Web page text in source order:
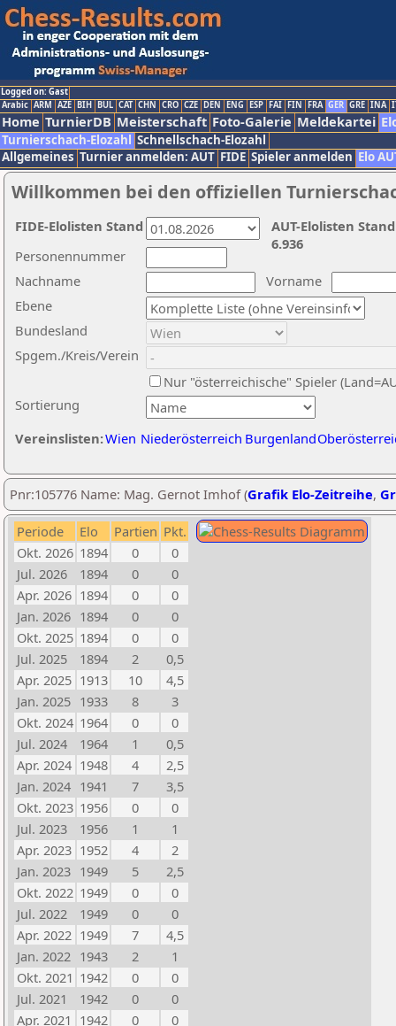
Logged on: Gast
Arabic ARM AZE BIH BUL CAT CHN CRO CZE DEN ENG ESP FAI FIN FRA GER GRE INA
Home TurnierDB Meisterschaft Foto-Galerie Meldekartei
Turnierschach-Elozahl Schnellschach-Elozahl
Allgemeines Turnier anmelden: AUT FIDE Spieler anmelden Elo
Willkommen bei den offiziellen
Nachname
Vorname
Ebene
Sortierung
Personennummer
Bundesland
Spgem./Kreis/Verein
Nur "österreichische" Spieler
Vereinslisten:Wien Niederösterreich Burgenland
AUT-Elolisten
6.936
FIDE-Elolisten Stand
Pnr:105776 Name: Mag. Gernot Imhof (Grafik Elo-Zeitreihe,
Periode Elo Partien Pkt.
Okt. 2026 1894 0
0
Jul. 2026
1894 0
0
Apr. 2026 1894 0
0
Jan. 2026 1894 0
0
Okt. 2025 1894 0
0
Jul. 2025
1894 2
0,5
Apr. 2025 1913 10
4,5
Jan. 2025 1933 8
3
Okt. 2024 1964 0
0
Jul. 2024
1964 1
0,5
Apr. 2024 1948 4
2,5
Jan. 2024 1941 7
3,5
Okt. 2023 1956 0
0
Jul. 2023
1956 1
1
Apr. 2023 1952 4
2
Jan. 2023 1949 5
2,5
Okt. 2022 1949 0
0
Jul. 2022
1949 0
0
Apr. 2022 1949 7
4,5
Jan. 2022 1943 2
1
Okt. 2021 1942 0
0
Jul. 2021
1942 0
0
Apr. 2021 1942 0
0